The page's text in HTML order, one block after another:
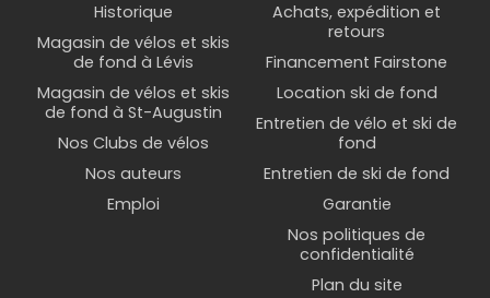
Historique
Magasin de vélos et skis
de fond à Lévis
Magasin de vélos et skis
de fond à St-Augustin
Nos Clubs de vélos
Nos auteurs
Emploi
Achats, expédition et
retours
Financement Fairstone
Location ski de fond
Entretien de vélo et ski de
fond
Entretien de ski de fond
Garantie
Nos politiques de
confidentialité
Plan du site